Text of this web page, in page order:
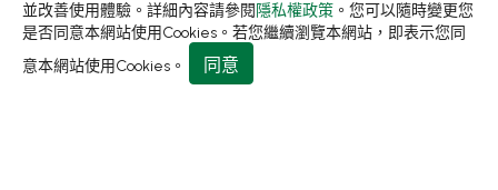
永續發展
新聞中心
並改善使用體驗。詳細內容請參閱 隱私權政策 。您可以隨時變更您
是否同意本網站使用Cookies。若您繼續瀏覽本網站，即表示您同
意本網站使用Cookies。
同意